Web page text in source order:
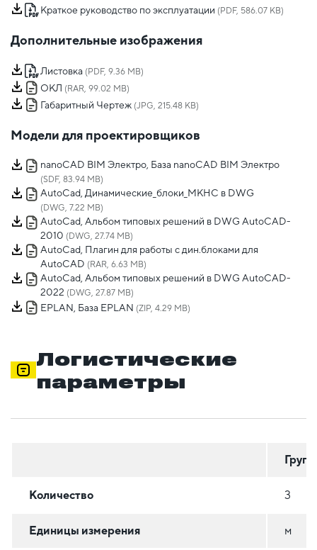
Краткое руководство по эксплуатации (PDF, 586.07 KB)
Дополнительные изображения
Листовка (PDF, 9.36 MB)
ОКЛ (RAR, 99.02 MB)
Габаритный Чертеж (JPG, 215.48 KB)
Модели для проектировщиков
nanoCAD BIM Электро, База nanoCAD BIM Электро
(SDF, 83.94 MB)
AutoCad, Динамические_блоки_МКНС в DWG
(DWG, 7.22 MB)
AutoCad, Альбом типовых решений в DWG AutoCAD-
2010 (DWG, 27.74 MB)
AutoCad, Плагин для работы с дин.блоками для
AutoCAD (RAR, 6.63 MB)
AutoCad, Альбом типовых решений в DWG AutoCAD-
2022 (DWG, 27.87 MB)
EPLAN, База EPLAN (ZIP, 4.29 MB)
Логистические
параметры
Количество 3
Единицы измерения м